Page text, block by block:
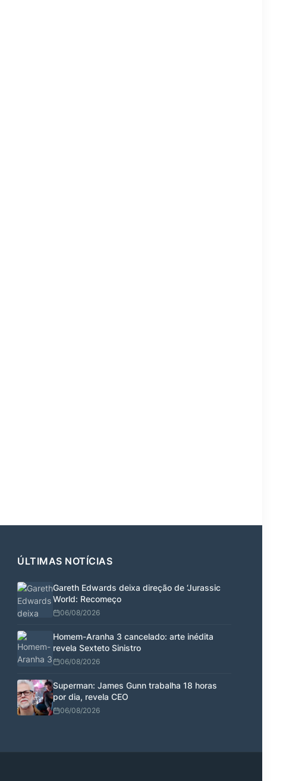
ÚLTIMAS NOTÍCIAS
Gareth Edwards deixa direção de ‘Jurassic
World: Recomeço
06/08/2026
Homem-Aranha 3 cancelado: arte inédita
revela Sexteto Sinistro
06/08/2026
Superman: James Gunn trabalha 18 horas
por dia, revela CEO
06/08/2026